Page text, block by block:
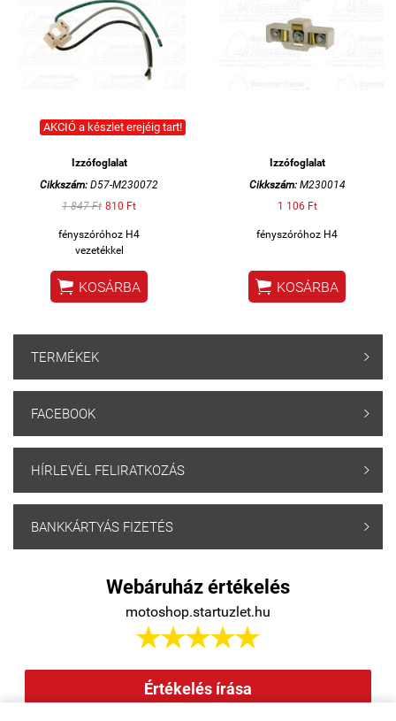
AKCIÓ a készlet erejéig tart!
Izzófoglalat
Cikkszám: D57-M230072
1 847 Ft 810 Ft
fényszóróhoz H4
vezetékkel
 KOSÁRBA
Izzófoglalat
Cikkszám:M230014
1 106 Ft
fényszóróhoz H4
 KOSÁRBA
TERMÉKEK 
FACEBOOK 
HÍRLEVÉL FELIRATKOZÁS 
BANKKÁRTYÁS FIZETÉS 
Webáruház értékelés
motoshop.startuzlet.hu

Értékelés írása